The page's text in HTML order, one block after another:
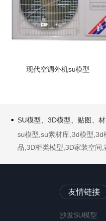
现代空调外机su模型
SU模型、3D模型、贴图、
su模型,su素材库,3d模型
品,3D柜类模型,3D家装空间
友情链接
沙发SU模型